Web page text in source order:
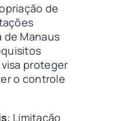
de
de Manaus
proteger
o controle
: Limitação